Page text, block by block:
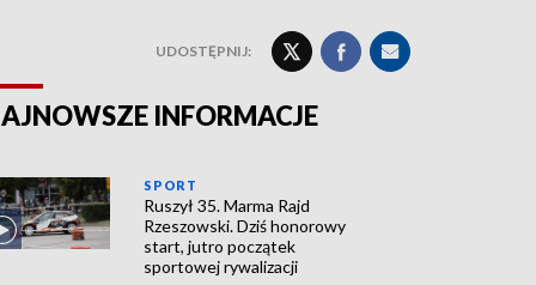
UDOSTĘPNIJ:
INFORMACJE
SPORT
Ruszył 35. Marma Rajd
Rzeszowski. Dziś honorowy
start, jutro początek
sportowej rywalizacji